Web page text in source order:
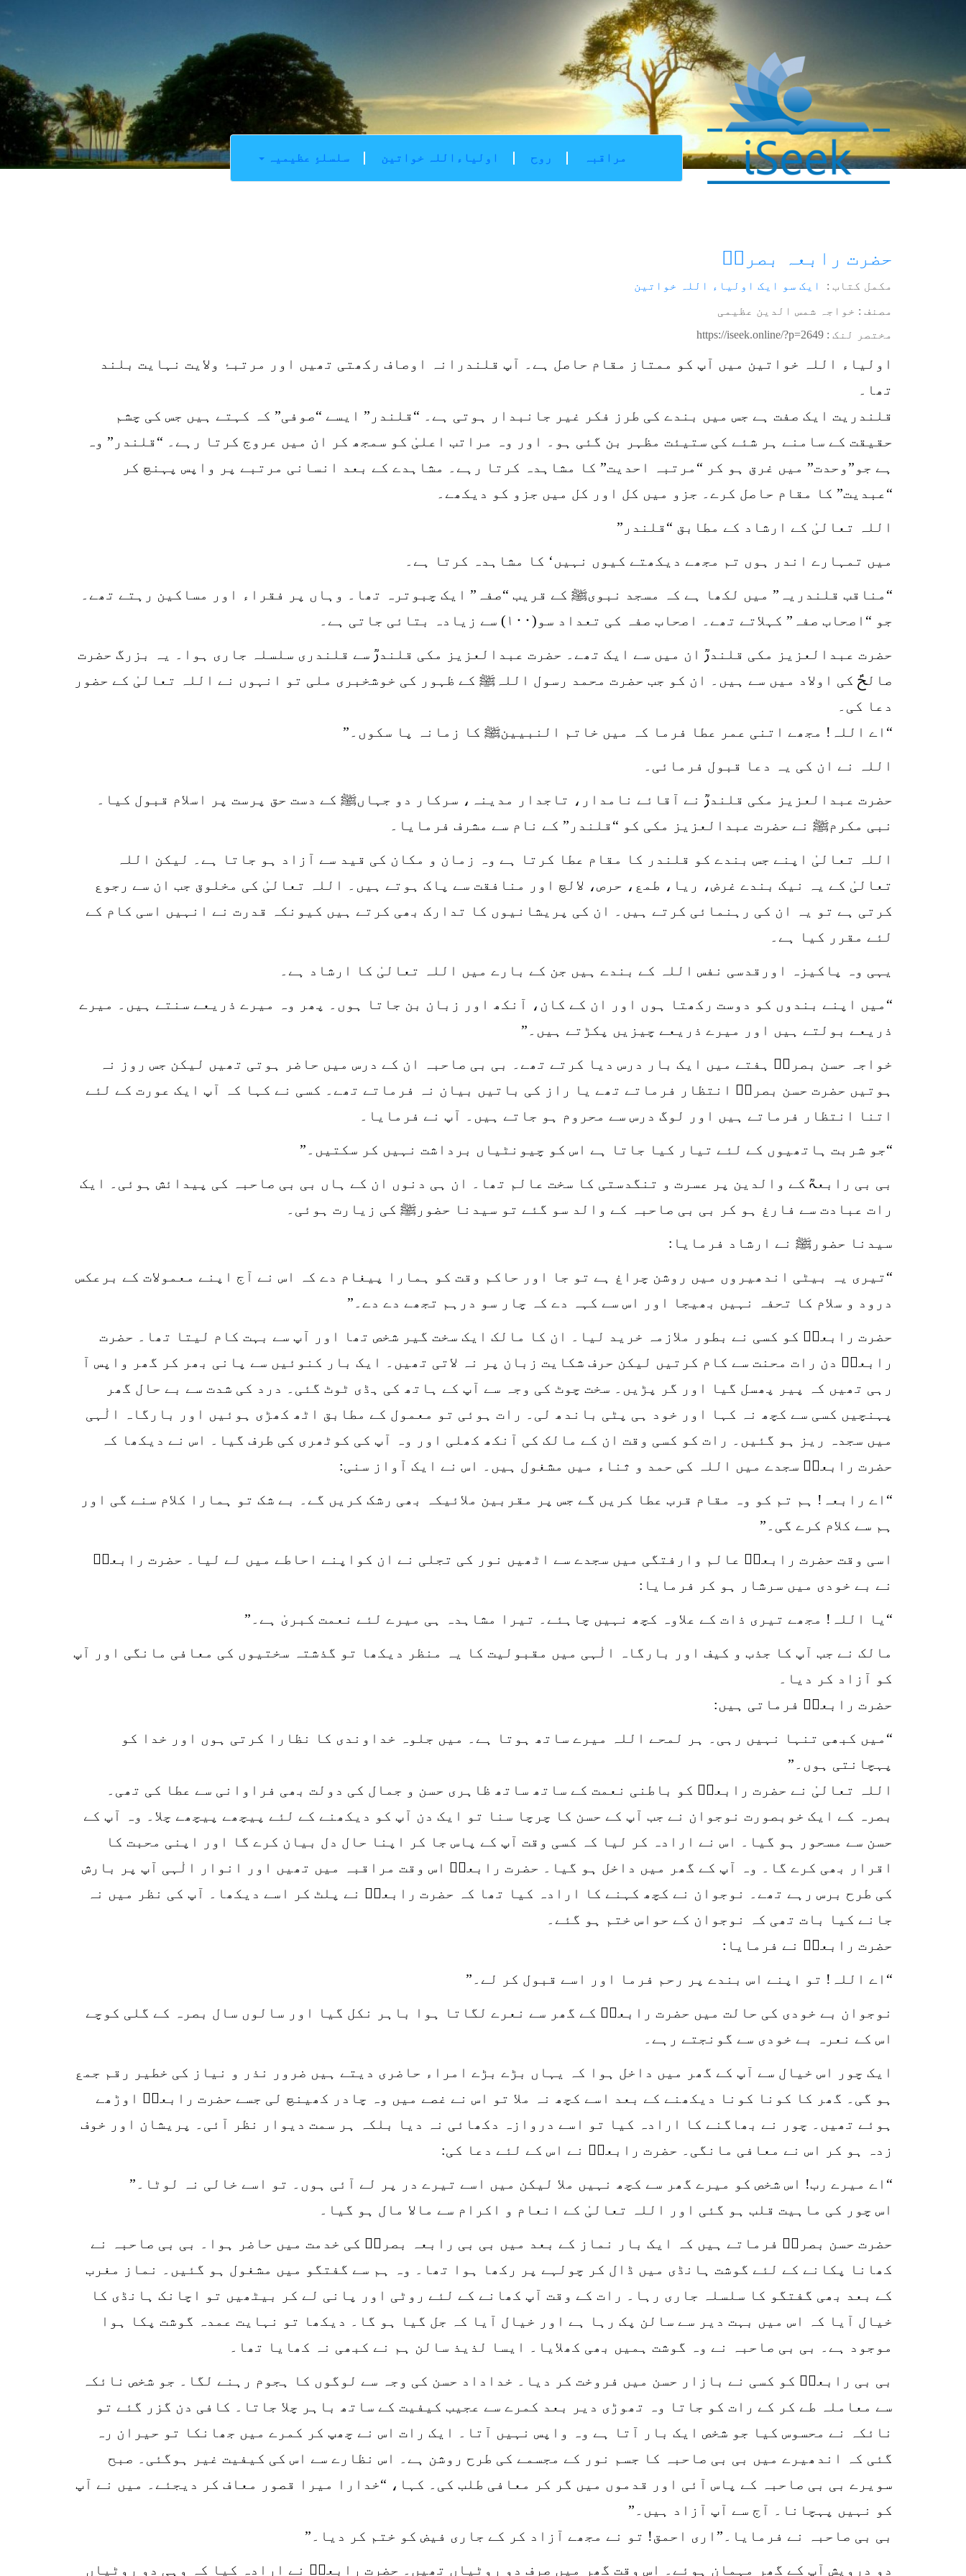
سلسلۂِ عظیمیہ اولیاءاللہ خواتین روح مراقبہ
حضرت رابعہ بصریؒ
مکمل کتاب : ایک سو ایک اولیاء اللہ خواتین
مصنف : خواجہ شمس الدین عظیمی
مختصر لنک : https://iseek.online/?p=2649
اولیاء اللہ خواتین میں آپ کو ممتاز مقام حاصل ہے۔ آپ قلندرانہ اوصاف رکھتی تھیں اور مرتبۂ ولایت نہایت بلند
تھا۔
قلندریت ایک صفت ہے جس میں بندے کی طرز فکر غیر جانبدار ہوتی ہے۔ “قلندر” ایسے “صوفی” کہ کہتے ہیں جس کی چشم
حقیقت کے سامنے ہر شئے کی ستیئت مظہر بن گئی ہو۔ اور وہ مراتب اعلیٰ کو سمجھ کر ان میں عروج کرتا رہے۔ “قلندر” وہ
ہے جو”وحدت” میں غرق ہو کر “مرتبہ احدیت” کا مشاہدہ کرتا رہے۔ مشاہدے کے بعد انسانی مرتبے پر واپس پہنچ کر
“عبدیت” کا مقام حاصل کرے۔ جزو میں کل اور کل میں جزو کو دیکھے۔
اللہ تعالیٰ کے ارشاد کے مطابق “قلندر”
میں تمہارے اندر ہوں تم مجھے دیکھتے کیوں نہیں‘ کا مشاہدہ کرتا ہے۔
“مناقب قلندریہ” میں لکھا ہے کہ مسجد نبویﷺ کے قریب “صفہ” ایک چبوترہ تھا۔ وہاں پر فقراء اور مساکین رہتے تھے۔
جو “اصحاب صفہ” کہلاتے تھے۔ اصحاب صفہ کی تعداد سو(۱۰۰) سے زیادہ بتائی جاتی ہے۔
حضرت عبدالعزیز مکی قلندرؒ ان میں سے ایک تھے۔ حضرت عبدالعزیز مکی قلندرؒ سے قلندری سلسلہ جاری ہوا۔ یہ بزرگ حضرت
صالحؑ کی اولاد میں سے ہیں۔ ان کو جب حضرت محمد رسول اللہﷺ کے ظہور کی خوشخبری ملی تو انہوں نے اللہ تعالیٰ کے حضور
دعا کی۔
“اے اللہ! مجھے اتنی عمر عطا فرما کہ میں خاتم النبیینﷺ کا زمانہ پا سکوں۔”
اللہ نے ان کی یہ دعا قبول فرمائی۔
حضرت عبدالعزیز مکی قلندرؒ نے آقائے نامدار، تاجدار مدینہ، سرکار دو جہاںﷺ کے دست حق پرست پر اسلام قبول کیا۔
نبی مکرمﷺ نے حضرت عبدالعزیز مکی کو “قلندر” کے نام سے مشرف فرمایا۔
اللہ تعالیٰ اپنے جس بندے کو قلندر کا مقام عطا کرتا ہے وہ زمان و مکان کی قید سے آزاد ہو جاتا ہے۔ لیکن اللہ
تعالیٰ کے یہ نیک بندے غرض، ریا، طمع، حرص، لالچ اور منافقت سے پاک ہوتے ہیں۔ اللہ تعالیٰ کی مخلوق جب ان سے رجوع
کرتی ہے تو یہ ان کی رہنمائی کرتے ہیں۔ ان کی پریشانیوں کا تدارک بھی کرتے ہیں کیونکہ قدرت نے انہیں اسی کام کے
لئے مقرر کیا ہے۔
یہی وہ پاکیزہ اورقدسی نفس اللہ کے بندے ہیں جن کے بارے میں اللہ تعالیٰ کا ارشاد ہے۔
“میں اپنے بندوں کو دوست رکھتا ہوں اور ان کے کان، آنکھ اور زبان بن جاتا ہوں۔ پھر وہ میرے ذریعے سنتے ہیں۔ میرے
ذریعے بولتے ہیں اور میرے ذریعے چیزیں پکڑتے ہیں۔”
خواجہ حسن بصریؒ ہفتے میں ایک بار درس دیا کرتے تھے۔ بی بی صاحبہ ان کے درس میں حاضر ہوتی تھیں لیکن جس روز نہ
ہوتیں حضرت حسن بصریؒ انتظار فرماتے تھے یا راز کی باتیں بیان نہ فرماتے تھے۔ کسی نے کہا کہ آپ ایک عورت کے لئے
اتنا انتظار فرماتے ہیں اور لوگ درس سے محروم ہو جاتے ہیں۔ آپ نے فرمایا۔
“جو شربت ہاتھیوں کے لئے تیار کیا جاتا ہے اس کو چیونٹیاں برداشت نہیں کر سکتیں۔”
بی بی رابعہؒ کے والدین پر عسرت و تنگدستی کا سخت عالم تھا۔ ان ہی دنوں ان کے ہاں بی بی صاحبہ کی پیدائش ہوئی۔ ایک
رات عبادت سے فارغ ہو کر بی بی صاحبہ کے والد سو گئے تو سیدنا حضورﷺ کی زیارت ہوئی۔
سیدنا حضورﷺ نے ارشاد فرمایا:
“تیری یہ بیٹی اندھیروں میں روشن چراغ ہے تو جا اور حاکم وقت کو ہمارا پیغام دے کہ اس نے آج اپنے معمولات کے برعکس
درود و سلام کا تحفہ نہیں بھیجا اور اس سے کہہ دے کہ چار سو درہم تجھے دے دے۔”
حضرت رابعہؒ کو کسی نے بطور ملازمہ خرید لیا۔ ان کا مالک ایک سخت گیر شخص تھا اور آپ سے بہت کام لیتا تھا۔ حضرت
رابعہؒ دن رات محنت سے کام کرتیں لیکن حرف شکایت زبان پر نہ لاتی تھیں۔ ایک بار کنوئیں سے پانی بھر کر گھر واپس آ
رہی تھیں کہ پیر پھسل گیا اور گر پڑیں۔ سخت چوٹ کی وجہ سے آپ کے ہاتھ کی ہڈی ٹوٹ گئی۔ درد کی شدت سے بے حال گھر
پہنچیں کسی سے کچھ نہ کہا اور خود ہی پٹی باندھ لی۔ رات ہوئی تو معمول کے مطابق اٹھ کھڑی ہوئیں اور بارگاہ الٰہی
میں سجدہ ریز ہو گئیں۔ رات کو کسی وقت ان کے مالک کی آنکھ کھلی اور وہ آپ کی کوٹھری کی طرف گیا۔ اس نے دیکھا کہ
حضرت رابعہؒ سجدے میں اللہ کی حمد و ثناء میں مشغول ہیں۔ اس نے ایک آواز سنی:
“اے رابعہ! ہم تم کو وہ مقام قرب عطا کریں گے جس پر مقربین ملائیکہ بھی رشک کریں گے۔ بے شک تو ہمارا کلام سنے گی اور
ہم سے کلام کرے گی۔”
اسی وقت حضرت رابعہؒ عالم وارفتگی میں سجدے سے اٹھیں نور کی تجلی نے ان کواپنے احاطے میں لے لیا۔ حضرت رابعہؒ
نے بے خودی میں سرشار ہو کر فرمایا:
“یا اللہ! مجھے تیری ذات کے علاوہ کچھ نہیں چاہئے۔ تیرا مشاہدہ ہی میرے لئے نعمت کبریٰ ہے۔”
مالک نے جب آپ کا جذب و کیف اور بارگاہ الٰہی میں مقبولیت کا یہ منظر دیکھا تو گذشتہ سختیوں کی معافی مانگی اور آپ
کو آزاد کر دیا۔
حضرت رابعہؒ فرماتی ہیں:
“میں کبھی تنہا نہیں رہی۔ ہر لمحے اللہ میرے ساتھ ہوتا ہے۔ میں جلوہ خداوندی کا نظارا کرتی ہوں اور خدا کو
پہچانتی ہوں۔”
اللہ تعالیٰ نے حضرت رابعہؒ کو باطنی نعمت کے ساتھ ساتھ ظاہری حسن و جمال کی دولت بھی فراوانی سے عطا کی تھی۔
بصرہ کے ایک خوبصورت نوجوان نے جب آپ کے حسن کا چرچا سنا تو ایک دن آپ کو دیکھنے کے لئے پیچھے پیچھے چلا۔ وہ آپ کے
حسن سے مسحور ہو گیا۔ اس نے ارادہ کر لیا کہ کسی وقت آپ کے پاس جا کر اپنا حال دل بیان کرے گا اور اپنی محبت کا
اقرار بھی کرے گا۔ وہ آپ کے گھر میں داخل ہو گیا۔ حضرت رابعہؒ اس وقت مراقبہ میں تھیں اور انوار الٰہی آپ پر بارش
کی طرح برس رہے تھے۔ نوجوان نے کچھ کہنے کا ارادہ کیا تھا کہ حضرت رابعہؒ نے پلٹ کر اسے دیکھا۔ آپ کی نظر میں نہ
جانے کیا بات تھی کہ نوجوان کے حواس ختم ہو گئے۔
حضرت رابعہؒ نے فرمایا:
“اے اللہ! تو اپنے اس بندے پر رحم فرما اور اسے قبول کر لے۔”
نوجوان بے خودی کی حالت میں حضرت رابعہؒ کے گھر سے نعرے لگاتا ہوا باہر نکل گیا اور سالوں سال بصرہ کے گلی کوچے
اس کے نعرہ بے خودی سے گونجتے رہے۔
ایک چور اس خیال سے آپ کے گھر میں داخل ہوا کہ یہاں بڑے بڑے امراء حاضری دیتے ہیں ضرور نذر و نیاز کی خطیر رقم جمع
ہو گی۔ گھر کا کونا کونا دیکھنے کے بعد اسے کچھ نہ ملا تو اس نے غصے میں وہ چادر کھینچ لی جسے حضرت رابعہؒ اوڑھے
ہوئے تھیں۔ چور نے بھاگنے کا ارادہ کیا تو اسے دروازہ دکھائی نہ دیا بلکہ ہر سمت دیوار نظر آئی۔ پریشان اور خوف
زدہ ہو کر اس نے معافی مانگی۔ حضرت رابعہؒ نے اس کے لئے دعا کی:
“اے میرے رب! اس شخص کو میرے گھر سے کچھ نہیں ملا لیکن میں اسے تیرے در پر لے آئی ہوں۔ تو اسے خالی نہ لوٹا۔”
اس چور کی ماہیت قلب ہو گئی اور اللہ تعالیٰ کے انعام و اکرام سے مالا مال ہو گیا۔
حضرت حسن بصریؒ فرماتے ہیں کہ ایک بار نماز کے بعد میں بی بی رابعہ بصریؒ کی خدمت میں حاضر ہوا۔ بی بی صاحبہ نے
کھانا پکانے کے لئے گوشت ہانڈی میں ڈال کر چولہے پر رکھا ہوا تھا۔ وہ ہم سے گفتگو میں مشغول ہو گئیں۔ نماز مغرب
کے بعد بھی گفتگو کا سلسلہ جاری رہا۔ رات کے وقت آپ کھانے کے لئے روٹی اور پانی لے کر بیٹھیں تو اچانک ہانڈی کا
خیال آیا کہ اس میں بہت دیر سے سالن پک رہا ہے اور خیال آیا کہ جل گیا ہو گا۔ دیکھا تو نہایت عمدہ گوشت پکا ہوا
موجود ہے۔ بی بی صاحبہ نے وہ گوشت ہمیں بھی کھلایا۔ ایسا لذیذ سالن ہم نے کبھی نہ کھایا تھا۔
بی بی رابعہؒ کو کسی نے بازار حسن میں فروخت کر دیا۔ خداداد حسن کی وجہ سے لوگوں کا ہجوم رہنے لگا۔ جو شخص نائکہ
سے معاملہ طے کر کے رات کو جاتا وہ تھوڑی دیر بعد کمرے سے عجیب کیفیت کے ساتھ باہر چلا جاتا۔ کافی دن گزر گئے تو
نائکہ نے محسوس کیا جو شخص ایک بار آتا ہے وہ واپس نہیں آتا۔ ایک رات اس نے چھپ کر کمرے میں جھانکا تو حیران رہ
گئی کہ اندھیرے میں بی بی صاحبہ کا جسم نور کے مجسمے کی طرح روشن ہے۔ اس نظارے سے اس کی کیفیت غیر ہوگئی۔ صبح
سویرے بی بی صاحبہ کے پاس آئی اور قدموں میں گر کر معافی طلب کی۔ کہا، “خدارا میرا قصور معاف کر دیجئے۔ میں نے آپ
کو نہیں پہچانا۔ آج سے آپ آزاد ہیں۔”
بی بی صاحبہ نے فرمایا۔”اری احمق! تو نے مجھے آزاد کر کے جاری فیض کو ختم کر دیا۔”
دو درویش آپ کے گھر مہمان ہوئے۔ اس وقت گھر میں صرف دو روٹیاں تھیں۔ حضرت رابعہؒ نے ارادہ کیا کہ وہی دو روٹیاں